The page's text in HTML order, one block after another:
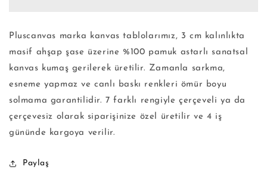
Pluscanvas marka kanvas tablolarımız, 3 cm kalınlıkta
masif ahşap şase üzerine %100 pamuk astarlı sanatsal
kanvas kumaş gerilerek üretilir. Zamanla sarkma,
esneme yapmaz ve canlı baskı renkleri ömür boyu
solmama garantilidir. 7 farklı rengiyle çerçeveli ya da
çerçevesiz olarak siparişinize özel üretilir ve 4 iş
gününde kargoya verilir.
Paylaş